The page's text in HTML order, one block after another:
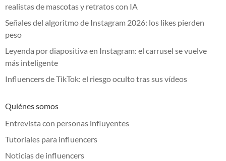
realistas de mascotas y retratos con IA
Señales del algoritmo de Instagram 2026: los likes pierden
peso
Leyenda por diapositiva en Instagram: el carrusel se vuelve
más inteligente
Influencers de TikTok: el riesgo oculto tras sus vídeos
Quiénes somos
Entrevista con personas influyentes
Tutoriales para influencers
Noticias de influencers